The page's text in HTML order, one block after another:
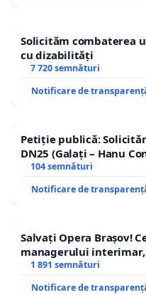
Solicităm combaterea
cu dizabilități
7 720 semnături
Notificare de
Petiție publică:
DN25 (Galați – Hanu
traseului în afara
104 semnături
Notificare de
Salvați Opera Brașov!
managerului interimar,
1 891 semnături
Notificare de